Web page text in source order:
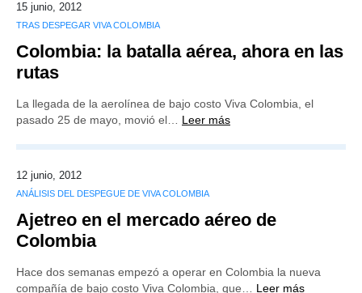
15 junio, 2012
TRAS DESPEGAR VIVA COLOMBIA
Colombia: la batalla aérea, ahora en las
rutas
La llegada de la aerolínea de bajo costo Viva Colombia, el
pasado 25 de mayo, movió el… Leer más
12 junio, 2012
ANÁLISIS DEL DESPEGUE DE VIVA COLOMBIA
Ajetreo en el mercado aéreo de
Colombia
Hace dos semanas empezó a operar en Colombia la nueva
compañía de bajo costo Viva Colombia, que… Leer más